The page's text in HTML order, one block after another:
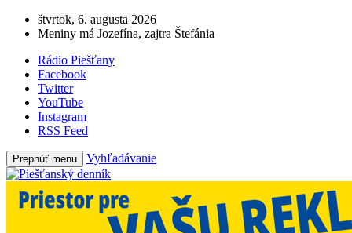
štvrtok, 6. augusta 2026
Meniny má Jozefína, zajtra Štefánia
Rádio Piešťany
Facebook
Twitter
YouTube
Instagram
RSS Feed
Prepnúť menu Vyhľadávanie